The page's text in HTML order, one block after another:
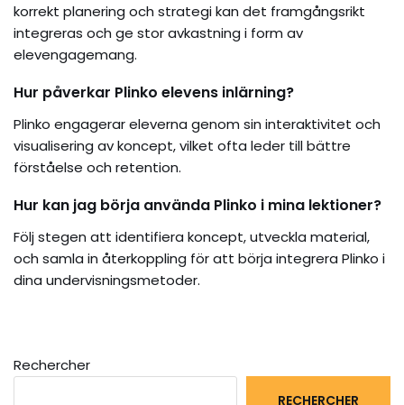
korrekt planering och strategi kan det framgångsrikt
integreras och ge stor avkastning i form av
elevengagemang.
Hur påverkar Plinko elevens inlärning?
Plinko engagerar eleverna genom sin interaktivitet och
visualisering av koncept, vilket ofta leder till bättre
förståelse och retention.
Hur kan jag börja använda Plinko i mina lektioner?
Följ stegen att identifiera koncept, utveckla material,
och samla in återkoppling för att börja integrera Plinko i
dina undervisningsmetoder.
Rechercher
RECHERCHER